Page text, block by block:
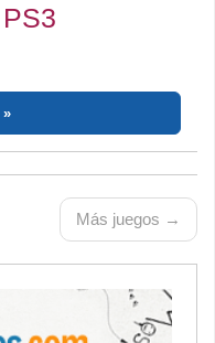
PS3
Más juegos →